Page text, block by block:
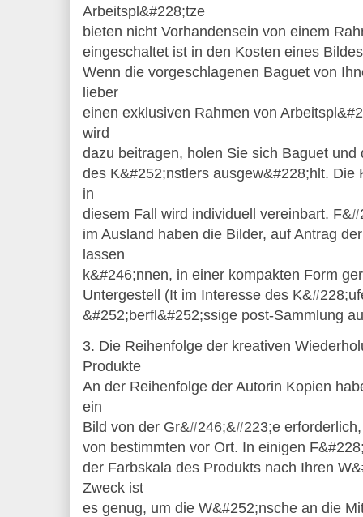
Arbeitspl&#228;tze
bieten nicht Vorhandensein von einem
eingeschaltet ist in den Kosten eines
Wenn die vorgeschlagenen Baguet von
lieber
einen exklusiven Rahmen von
wird
dazu beitragen, holen Sie sich Baguet
des K&#252;nstlers ausgew&#228;hlt. Die
in
diesem Fall wird individuell vereinbart.
im Ausland haben die Bilder, auf Antrag
lassen
k&#246;nnen, in einer kompakten Form
Untergestell (It im Interesse des
&#252;berfl&#252;ssige post-Sammlung
3. Die Reihenfolge der kreativen
Produkte
An der Reihenfolge der Autorin Kopien
ein
Bild von der Gr&#246;&#223;e
von bestimmten vor Ort. In einigen
der Farbskala des Produkts nach Ihren
Zweck ist
es genug, um die W&#252;nsche an die